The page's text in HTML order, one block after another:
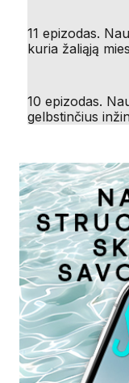
11 epizodas.
kuria žaliąją
10 epizodas.
gelbstinčius